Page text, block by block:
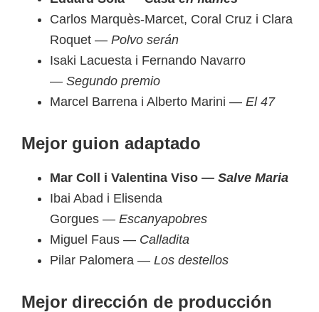
Carlos Marquès-Marcet, Coral Cruz i Clara
Roquet — Polvo serán
Isaki Lacuesta i Fernando Navarro
— Segundo premio
Marcel Barrena i Alberto Marini — El 47
Mejor guion adaptado
Mar Coll i Valentina Viso — Salve Maria
Ibai Abad i Elisenda
Gorgues — Escanyapobres
Miguel Faus — Calladita
Pilar Palomera — Los destellos
Mejor dirección de producción